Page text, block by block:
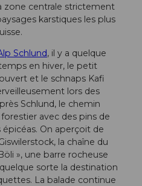
zone centrale strictement
karstiques les plus
Schlund, il y a quelque
en hiver, le petit
et le schnaps Kafi
lors des
Schlund, le chemin
avec des pins de
On aperçoit de
la chaîne du
», une barre rocheuse
sorte la destination
La balade continue